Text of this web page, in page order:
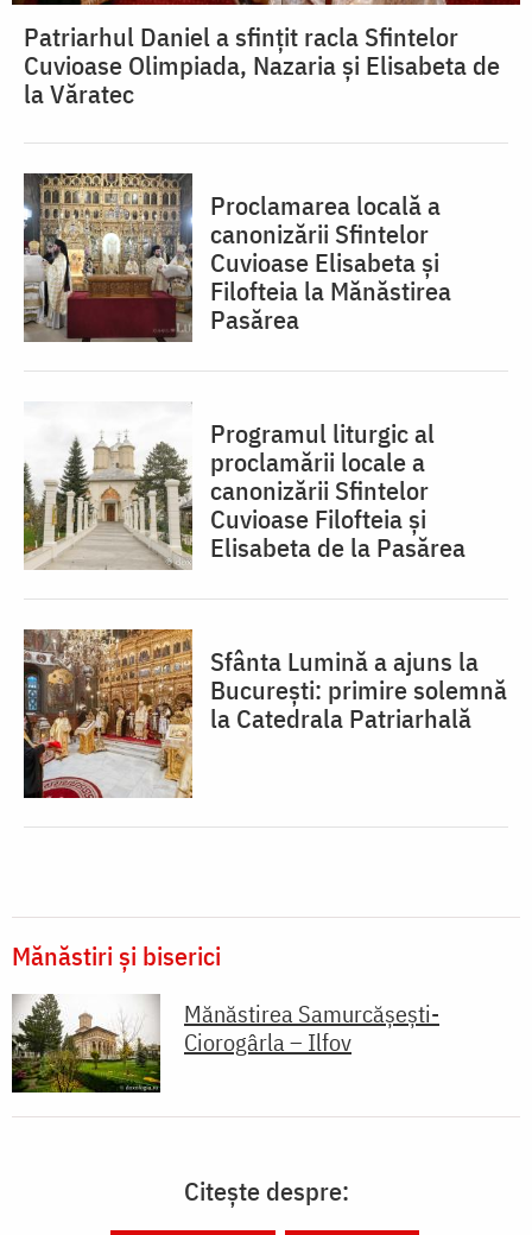
Patriarhul Daniel a sfințit racla Sfintelor
Cuvioase Olimpiada, Nazaria și Elisabeta de
la Văratec
Proclamarea locală a
canonizării Sfintelor
Cuvioase Elisabeta și
Filofteia la Mănăstirea
Pasărea
Programul liturgic al
proclamării locale a
canonizării Sfintelor
Cuvioase Filofteia și
Elisabeta de la Pasărea
Sfânta Lumină a ajuns la
București: primire solemnă
la Catedrala Patriarhală
Mănăstiri și biserici
Mănăstirea Samurcășești-
Ciorogârla – Ilfov
Citește despre: